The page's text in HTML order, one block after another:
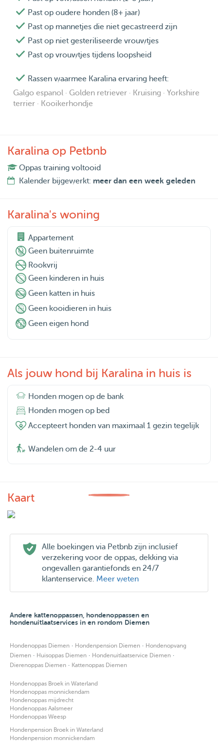
Past op oudere honden (8+ jaar)
Past op mannetjes die niet gecastreerd zijn
Past op niet gesteriliseerde vrouwtjes
Past op vrouwtjes tijdens loopsheid
Rassen waarmee Karalina ervaring heeft:
Galgo espanol · Golden retriever · Kruising · Yorkshire
terrier · Kooikerhondje
Karalina op Petbnb
Oppas training voltooid
Kalender bijgewerkt: meer dan een week geleden
Karalina's woning
Appartement
Geen buitenruimte
Rookvrij
Geen kinderen in huis
Geen katten in huis
Geen kooidieren in huis
Geen eigen hond
Als jouw hond bij Karalina in huis is
Honden mogen op de bank
Honden mogen op bed
Accepteert honden van maximaal 1 gezin tegelijk
Wandelen om de 2-4 uur
Kaart
Alle boekingen via Petbnb zijn inclusief
verzekering voor de oppas, dekking via
ongevallen garantiefonds en 24/7
klantenservice. Meer weten
Andere kattenoppassen, hondenoppassen en
hondenuitlaatservices in en rondom Diemen
Hondenoppas Diemen · Hondenpension Diemen · Hondenopvang
Diemen · Huisoppas Diemen · Hondenuitlaatservice Diemen ·
Dierenoppas Diemen · Kattenoppas Diemen
Hondenoppas Broek in Waterland
Hondenoppas monnickendam
Hondenoppas mijdrecht
Hondenoppas Aalsmeer
Hondenoppas Weesp
Hondenpension Broek in Waterland
Hondenpension monnickendam